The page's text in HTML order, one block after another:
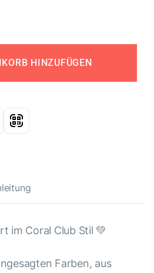
HINZUFÜGEN
im Coral Club Stil 💚
Farben, aus